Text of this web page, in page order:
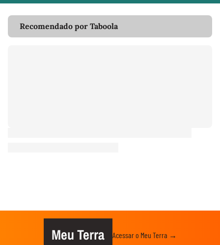
Recomendado por Taboola
Meu Terra Acessar o Meu Terra →